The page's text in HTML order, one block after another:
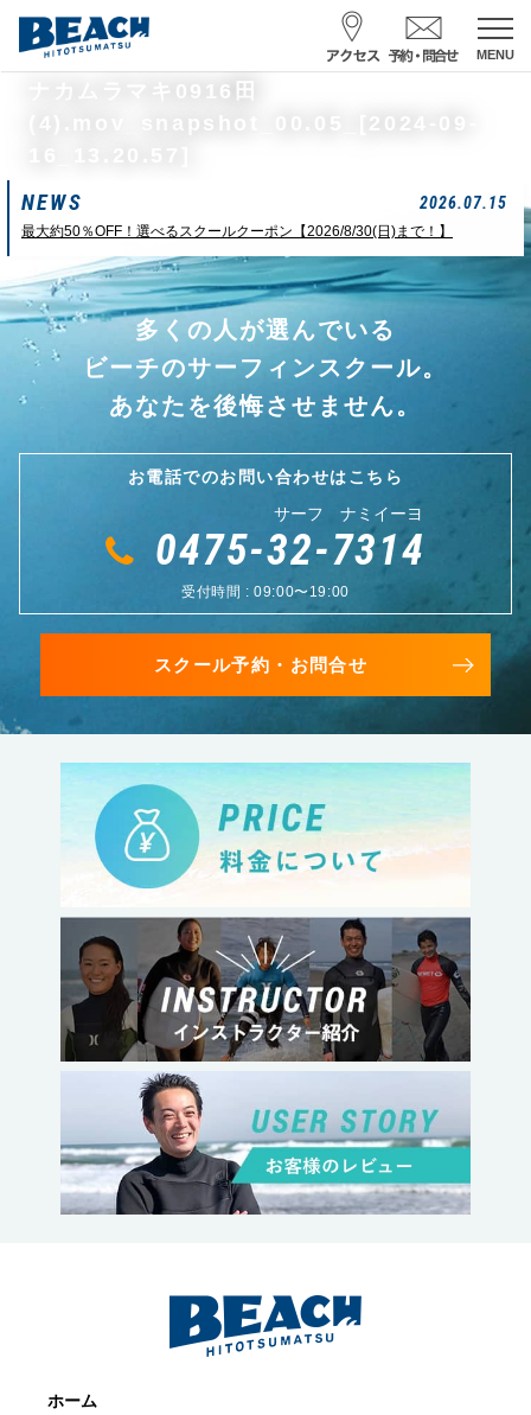
MENU
スクール予約・お問合せ
サーフ ナミイーヨ
0475-32-7314
受付時間 : 09:00〜19:00
一松海岸 波情報
状態 風
6:20 22:58
ナカムラマキ0916田
(4).mov_snapshot_00.05_[2024-09-
NEWS 2026.07.15
最大約50％OFF！選べるスクールクーポン【2026/8/30(日)まで！】
多くの人が選んでいる
ビーチのサーフィンスクール。
あなたを後悔させません。
お電話でのお問い合わせはこちら
サーフ ナミイーヨ
0475-32-7314
受付時間 : 09:00〜19:00
スクール予約・お問合せ
ホーム